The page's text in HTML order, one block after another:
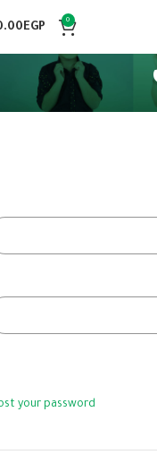
0
EGP
your password?